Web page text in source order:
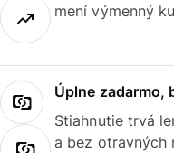
mení výmenný
Úplne zadarmo,
Stiahnutie trvá
a bez otravných